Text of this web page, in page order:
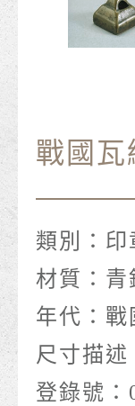
戰國瓦
類別： 印
材質： 青
年代： 戰
尺寸描述
登錄號：